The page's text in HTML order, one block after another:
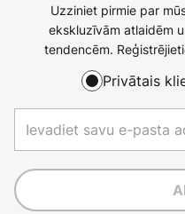
Uzziniet pirmie par
ekskluzīvām atlaidēm
tendencēm.
Privātais